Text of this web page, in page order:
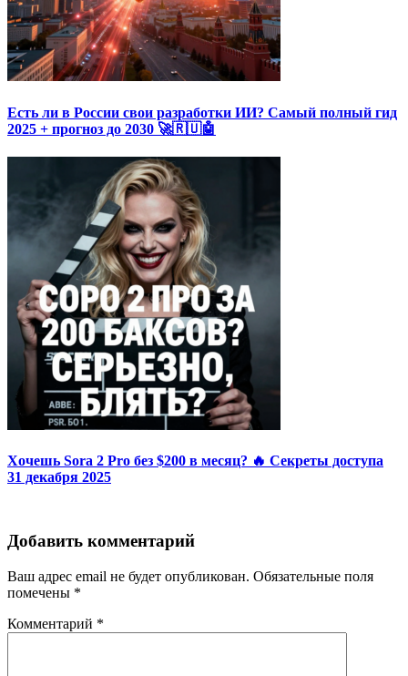
Есть ли в России свои разработки ИИ? Самый полный гид
2025 + прогноз до 2030 🚀🇷🇺🤖
Хочешь Sora 2 Pro без $200 в месяц? 🔥 Секреты доступа
31 декабря 2025
Добавить комментарий
Ваш адрес email не будет опубликован. Обязательные поля
помечены *
Комментарий *